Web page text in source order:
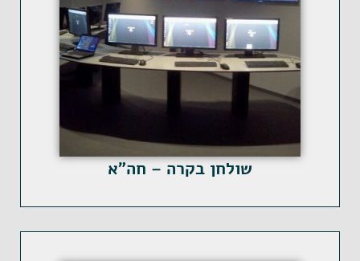
שולחן בקרה – חה"א